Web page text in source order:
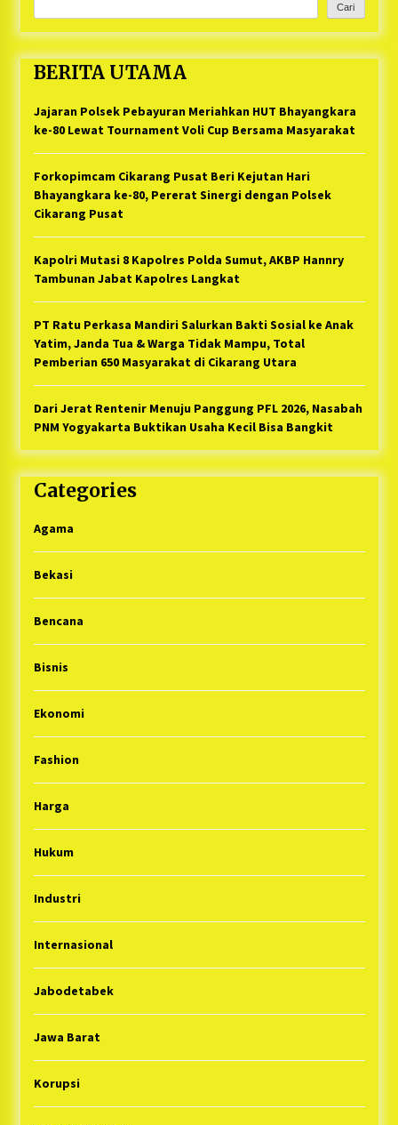
Cari
BERITA UTAMA
Jajaran Polsek Pebayuran Meriahkan HUT Bhayangkara
ke-80 Lewat Tournament Voli Cup Bersama Masyarakat
Forkopimcam Cikarang Pusat Beri Kejutan Hari
Bhayangkara ke-80, Pererat Sinergi dengan Polsek
Cikarang Pusat
Kapolri Mutasi 8 Kapolres Polda Sumut, AKBP Hannry
Tambunan Jabat Kapolres Langkat
PT Ratu Perkasa Mandiri Salurkan Bakti Sosial ke Anak
Yatim, Janda Tua & Warga Tidak Mampu, Total
Pemberian 650 Masyarakat di Cikarang Utara
Dari Jerat Rentenir Menuju Panggung PFL 2026, Nasabah
PNM Yogyakarta Buktikan Usaha Kecil Bisa Bangkit
Categories
Agama
Bekasi
Bencana
Bisnis
Ekonomi
Fashion
Harga
Hukum
Industri
Internasional
Jabodetabek
Jawa Barat
Korupsi